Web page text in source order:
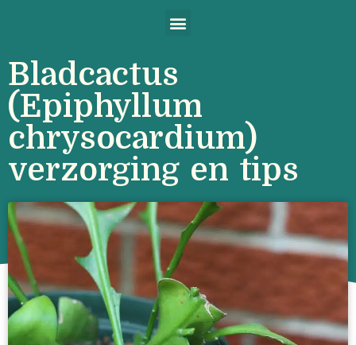
Bladcactus
(Epiphyllum
chrysocardium)
verzorging en tips